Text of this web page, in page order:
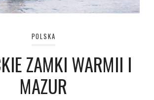
POLSKA
ZAMKI WARMII I
MAZUR